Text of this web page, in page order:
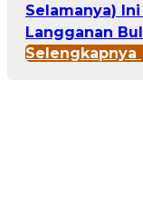
Selamanya)
Langganan
Selengkapnya